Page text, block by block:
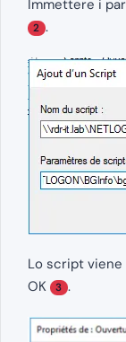
Immettere i
2 .
Lo script viene
OK
3 .